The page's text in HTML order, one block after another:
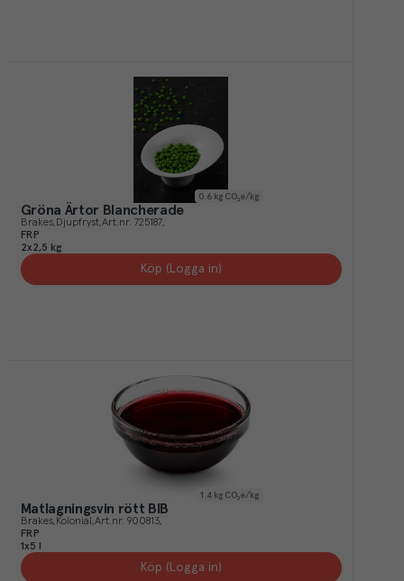
0.6 kg CO₂e/kg
Gröna Ärtor Blancherade
Brakes Djupfryst Art.nr. 725187
FRP
2x2,5 kg
Köp (Logga in)
1.4 kg CO₂e/kg
Matlagningsvin rött BIB
Brakes Kolonial Art.nr. 900813
FRP
1x5 l
Köp (Logga in)